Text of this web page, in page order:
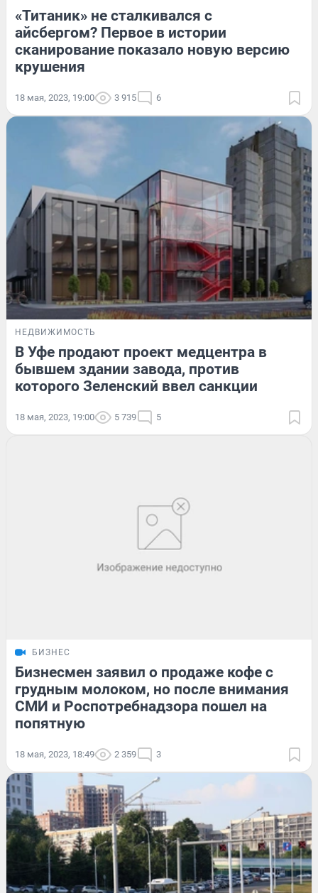
«Титаник» не сталкивался с
айсбергом? Первое в истории
сканирование показало новую версию
крушения
18 мая, 2023, 19:00 3 915 6
НЕДВИЖИМОСТЬ
В Уфе продают проект медцентра в
бывшем здании завода, против
которого Зеленский ввел санкции
18 мая, 2023, 19:00 5 739 5
БИЗНЕС
Бизнесмен заявил о продаже кофе с
грудным молоком, но после внимания
СМИ и Роспотребнадзора пошел на
попятную
18 мая, 2023, 18:49 2 359 3